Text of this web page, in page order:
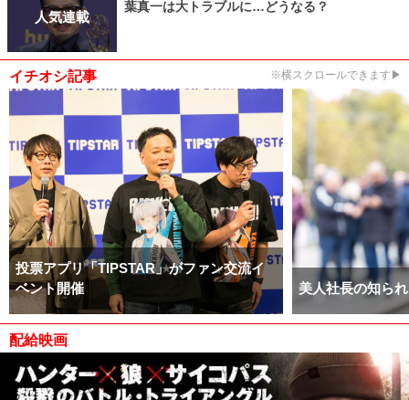
人気連載
葉真一は大トラブルに…どうなる？
イチオシ記事 ※横スクロールできます▶
投票アプリ「TIPSTAR」がファン交流イ
ベント開催
美人社長の知ら
配給映画